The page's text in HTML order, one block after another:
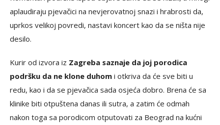
aplaudiraju pjevačici na nevjerovatnoj snazi i hrabrosti da,
uprkos velikoj povredi, nastavi koncert kao da se ništa nije
desilo.
Kurir od izvora iz Zagreba saznaje da joj porodica
podršku da ne klone duhom i otkriva da će sve biti u
redu, kao i da se pjevačica sada osjeća dobro. Brena će sa
klinike biti otpuštena danas ili sutra, a zatim će odmah
nakon toga sa porodicom otputovati za Beograd na kućni